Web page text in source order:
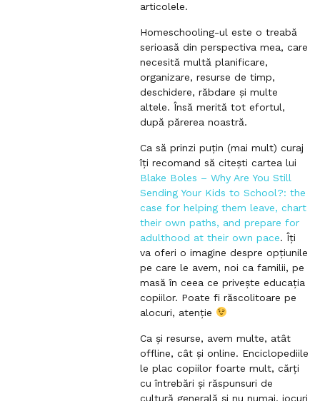
i
n
m
e
n
t
articolele.
Homeschooling-ul este o treabă
serioasă din perspectiva mea, care
necesită multă planificare,
organizare, resurse de timp,
deschidere, răbdare și multe
altele. Însă merită tot efortul,
după părerea noastră.
Ca să prinzi puțin (mai mult) curaj
îți recomand să citești cartea lui
Blake Boles – Why Are You Still
Sending Your Kids to School?: the
case for helping them leave, chart
their own paths, and prepare for
adulthood at their own pace. Îți
va oferi o imagine despre opțiunile
pe care le avem, noi ca familii, pe
masă în ceea ce privește educația
copiilor. Poate fi răscolitoare pe
alocuri, atenție
Ca și resurse, avem multe, atât
offline, cât și online. Enciclopediile
le plac copiilor foarte mult, cărți
cu întrebări și răspunsuri de
cultură generală și nu numai, jocuri